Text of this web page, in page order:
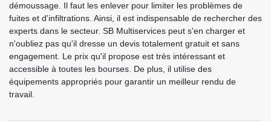
démoussage. Il faut les enlever pour limiter les problèmes de
fuites et d'infiltrations. Ainsi, il est indispensable de rechercher des
experts dans le secteur. SB Multiservices peut s'en charger et
n'oubliez pas qu'il dresse un devis totalement gratuit et sans
engagement. Le prix qu'il propose est très intéressant et
accessible à toutes les bourses. De plus, il utilise des
équipements appropriés pour garantir un meilleur rendu de
travail.